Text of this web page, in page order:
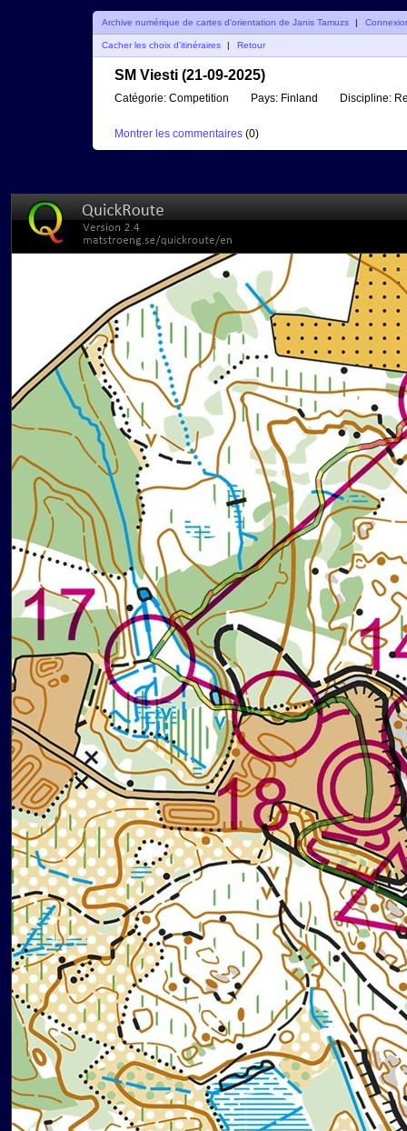
Archive numérique de cartes d'orientation de Janis Tamuzs |
Cacher les choix d'itinéraires Retour
SM Viesti (21-09-2025)
Catégorie: Competition Pays: Finland Discipline:
Montrer les commentaires (0)